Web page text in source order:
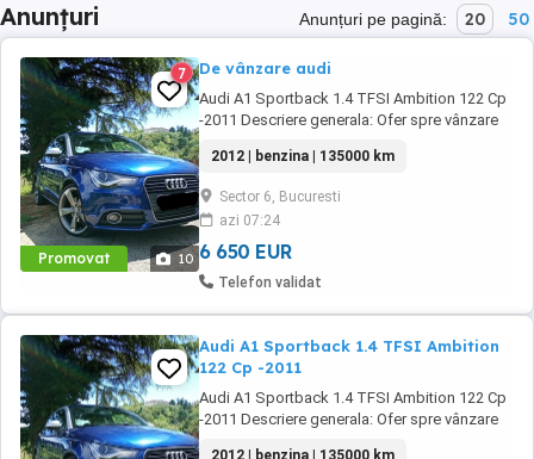
Anunțuri Anunțuri pe pagină: 20 50
Promovat 10
7 De vânzare audi
Audi A1 Sportback 1.4 TFSI Ambition 122 Cp
-2011 Descriere generala: Ofer spre vânzare
echipat cu motor fiabil și performant de 1.4
TFSI 122 cai putere. Mașina este ideală
pentru oraș, dar se simte excelent și la drum
lung-mică la exterior, dar surprinzător de ...
2012 | benzina | 135000 km
Sector 6, Bucuresti
azi 07:24
6 650 EUR
Telefon validat
Audi A1 Sportback 1.4 TFSI Ambition
122 Cp -2011
Audi A1 Sportback 1.4 TFSI Ambition 122 Cp
-2011 Descriere generala: Ofer spre vânzare
2012 | benzina | 135000 km